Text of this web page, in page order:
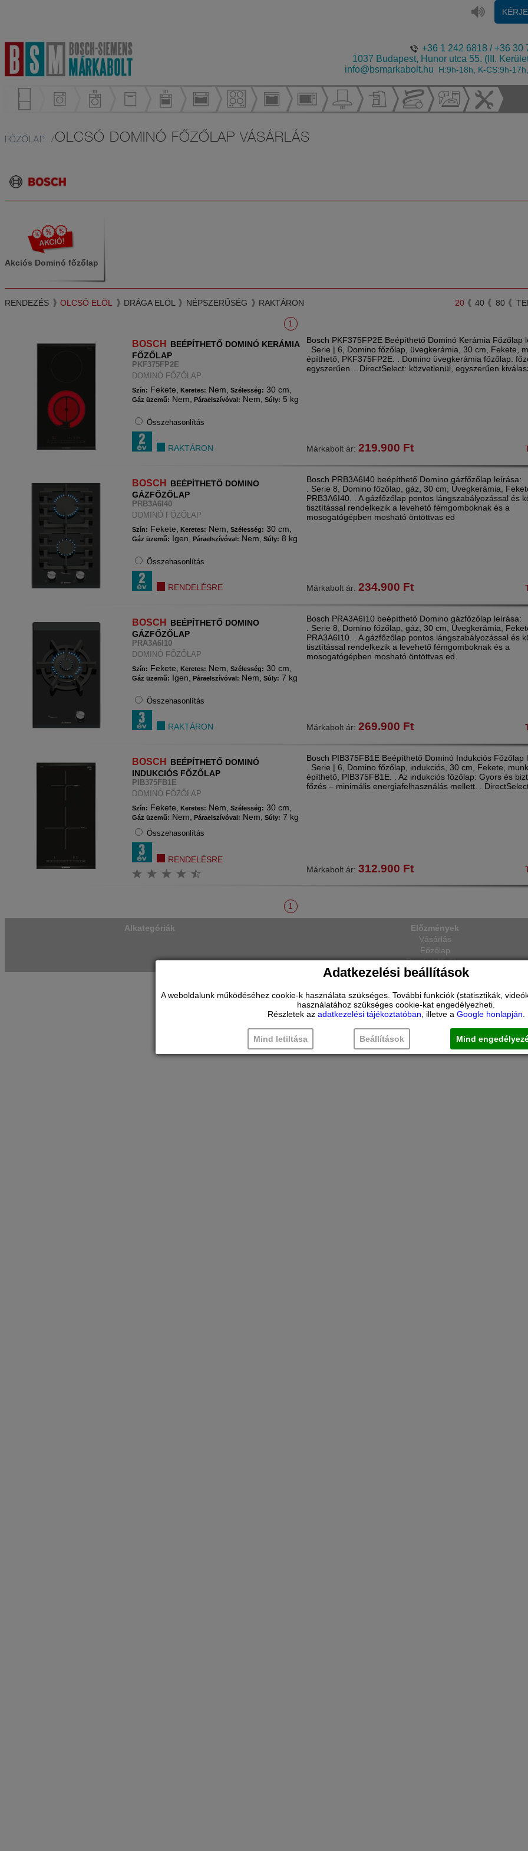
+36 1 242 6818 /+36 30
1037 Budapest, Hunor utca 55. (III.
info@bsmarkabolt.hu
H:9h-18h, K-CS:9h-
FŐZŐLAP OLCSÓ DOMINÓ FŐZŐLAP VÁSÁRLÁS
Akciós Dominó főzőlap
RENDEZÉS OLCSÓ ELÖL DRÁGA ELÖL NÉPSZERŰSÉG RAKTÁRON 20 40 80
1
BOSCH
BEÉPÍTHETŐ DOMINÓ KERÁMIA
FŐZŐLAP
PKF375FP2E
DOMINÓ FŐZŐLAP
Szín: Fekete, Keretes: Nem, Szélesség: 30 cm,
Gáz üzemű: Nem, Páraelszívóval: Nem, Súly: 5 kg
Összehasonlítás
RAKTÁRON
Bosch PKF375FP2E Beépíthető Dominó Kerámia Főzőlap
. Serie | 6, Domino főzőlap, üvegkerámia, 30 cm, Fekete,
építhető, PKF375FP2E. . Domino üvegkerámia főzőlap:
egyszerűen. . DirectSelect: közvetlenül, egyszerűen
Márkabolt ár: 219.900 Ft
BOSCH
BEÉPÍTHETŐ DOMINO
GÁZFŐZŐLAP
PRB3A6I40
DOMINÓ FŐZŐLAP
Szín: Fekete, Keretes: Nem, Szélesség: 30 cm,
Gáz üzemű: Igen, Páraelszívóval: Nem, Súly: 8 kg
Összehasonlítás
RENDELÉSRE
Bosch PRB3A6I40 beépíthető Domino gázfőzőlap leírása:
. Serie 8, Domino főzőlap, gáz, 30 cm, Üvegkerámia,
PRB3A6I40. . A gázfőzőlap pontos lángszabályozással és
tisztítással rendelkezik a levehető fémgomboknak és a
mosogatógépben mosható öntöttvas ed
Márkabolt ár: 234.900 Ft
BOSCH
BEÉPÍTHETŐ DOMINO
GÁZFŐZŐLAP
PRA3A6I10
DOMINÓ FŐZŐLAP
Szín: Fekete, Keretes: Nem, Szélesség: 30 cm,
Gáz üzemű: Igen, Páraelszívóval: Nem, Súly: 7 kg
Összehasonlítás
RAKTÁRON
Bosch PRA3A6I10 beépíthető Domino gázfőzőlap leírása:
. Serie 8, Domino főzőlap, gáz, 30 cm, Üvegkerámia,
PRA3A6I10. . A gázfőzőlap pontos lángszabályozással és
tisztítással rendelkezik a levehető fémgomboknak és a
mosogatógépben mosható öntöttvas ed
Márkabolt ár: 269.900 Ft
BOSCH
BEÉPÍTHETŐ DOMINÓ
INDUKCIÓS FŐZŐLAP
PIB375FB1E
DOMINÓ FŐZŐLAP
Szín: Fekete, Keretes: Nem, Szélesség: 30 cm,
Gáz üzemű: Nem, Páraelszívóval: Nem, Súly: 7 kg
Összehasonlítás
RENDELÉSRE
Bosch PIB375FB1E Beépíthető Dominó Indukciós Főzőlap
. Serie | 6, Domino főzőlap, indukciós, 30 cm, Fekete,
építhető, PIB375FB1E. . Az indukciós főzőlap: Gyors és
főzés – minimális energiafelhasználás mellett. .
Márkabolt ár: 312.900 Ft
1
Alkategóriák
Előzmények
Vásárlás
Főzőlap
Dominó főzőlap
Adatkezelési beállítások
A weboldalunk működéséhez cookie-k használata szükséges. További funkciók (statisztikák,
használatához szükséges cookie-kat engedélyezheti.
Részletek az adatkezelési tájékoztatóban, illetve a Google honlapján.
Mind letiltása Beállítások Mind